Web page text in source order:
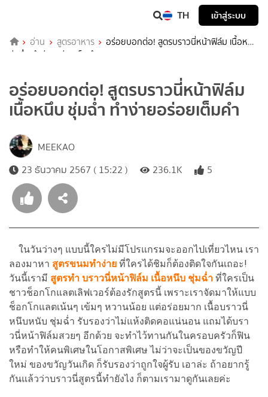
TH เข้าสู่ระบบ
อ่าน สูตรอาหาร
อร่อยบอกต่อ! สูตรบราวนี่หน้าฟิล์ม เนื้อหนึบ
ชุ่มฉ่ำ ทำง่ายอร่อยเต็มคำ
อร่อยบอกต่อ! สูตรบราวนี่หน้าฟิล์ม
เนื้อหนึบ ชุ่มฉ่ำ ทำง่ายอร่อยเต็มคำ
MEEKAO
23 ธันวาคม 2567 ( 15:22 )
236.1K 5
ในวันว่างๆ แบบนี้ใครไม่มีโปรแกรมจะออกไปเที่ยวไหน เรา
ลองมาหา สูตรขนมทำง่าย ที่ใครได้ชิมก็ต้องติดใจกันเถอะ!
วันนี้เรามี สูตรทำ บราวนี่หน้าฟิล์ม เนื้อหนึบ ชุ่มฉ่ำ ที่ใครเป็น
ชาวช็อกโกแลตเลิฟเวอร์ต้องรักสูตรนี้ เพราะเราจัดมาให้แบบ
ช็อกโกแลตเน้นๆ เข้มๆ หวานน้อย แต่อร่อยมาก เนื้อบราวนี่
หนึบหนับ ชุ่มฉ่ำ รับรองว่าไม่แห้งติดคอแน่นอน แถมได้บรา
วนี่หน้าฟิล์มสวยๆ อีกด้วย จะทำไว้ทานกันในครอบครัวก็ฟิน
หรือทำให้คนพิเศษในโอกาสพิเศษ ไม่ว่าจะเป็นของขวัญปี
ใหม่ ของขวัญวันเกิด ก็รับรองว่าถูกใจผู้รับ เอาล่ะ ถ้าอยากรู้
กันแล้วว่าบราวนี่สูตรนี้ทำยังไง ก็ตามเรามาดูกันเลยค่ะ